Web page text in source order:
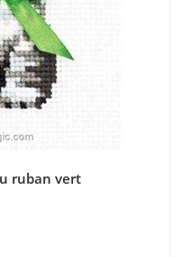
ruban vert